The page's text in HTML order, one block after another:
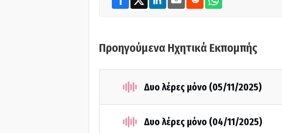
Προηγούμενα Ηχητικά Εκπομπής
Δυο λέρες μόνο (05/11/2025)
Δυο λέρες μόνο (04/11/2025)